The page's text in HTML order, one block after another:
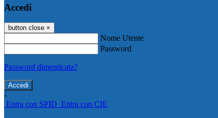
Accedi
button close ×
Nome Utente
Password
Password dimenticata?
-
Entra con SPID Entra con CIE